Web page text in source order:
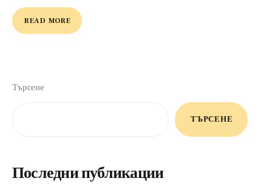
READ MORE
Търсене
ТЪРСЕНЕ
Последни публикации